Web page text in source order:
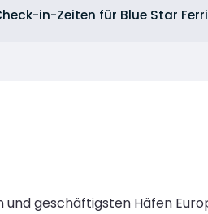
in-Zeiten für Blue Star
geschäftigsten Häfen